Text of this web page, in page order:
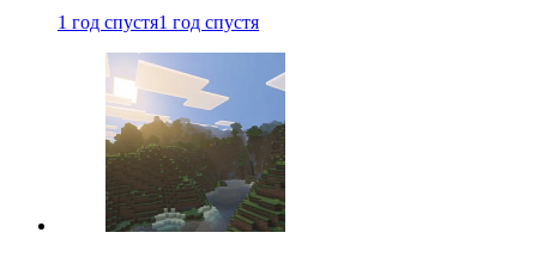
1 год спустя1 год спустя